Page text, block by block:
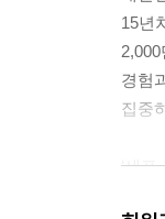
15년
경험
집중
‘세